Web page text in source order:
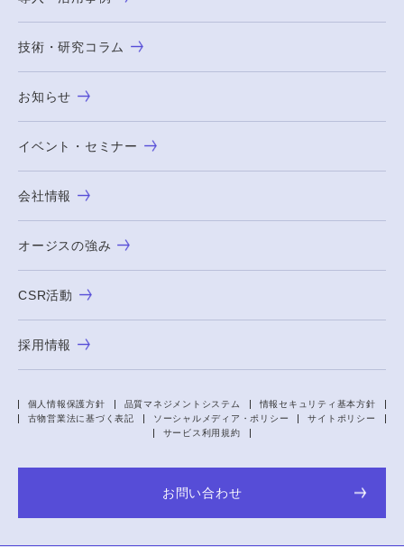
技術・研究コラム
お知らせ
イベント・セミナー
会社情報
オージスの強み
CSR活動
採用情報
個人情報保護方針 品質マネジメントシステム
情報セキュリティ基本方針
古物営業法に基づく表記
ソーシャルメディア・ポリシー
サイトポリシー
サービス利用規約
お問い合わせ